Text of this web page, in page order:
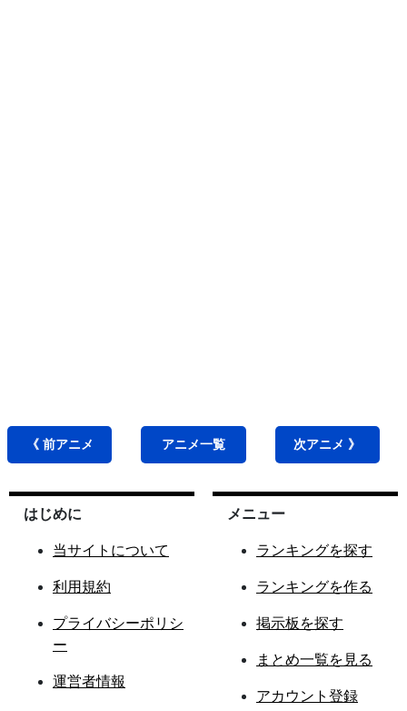
《 前アニメ アニメ一覧 次アニメ 》
はじめに
当サイトについて
利用規約
プライバシーポリシ
ー
運営者情報
メニュー
ランキングを探す
ランキングを作る
掲示板を探す
まとめ一覧を見る
アカウント登録